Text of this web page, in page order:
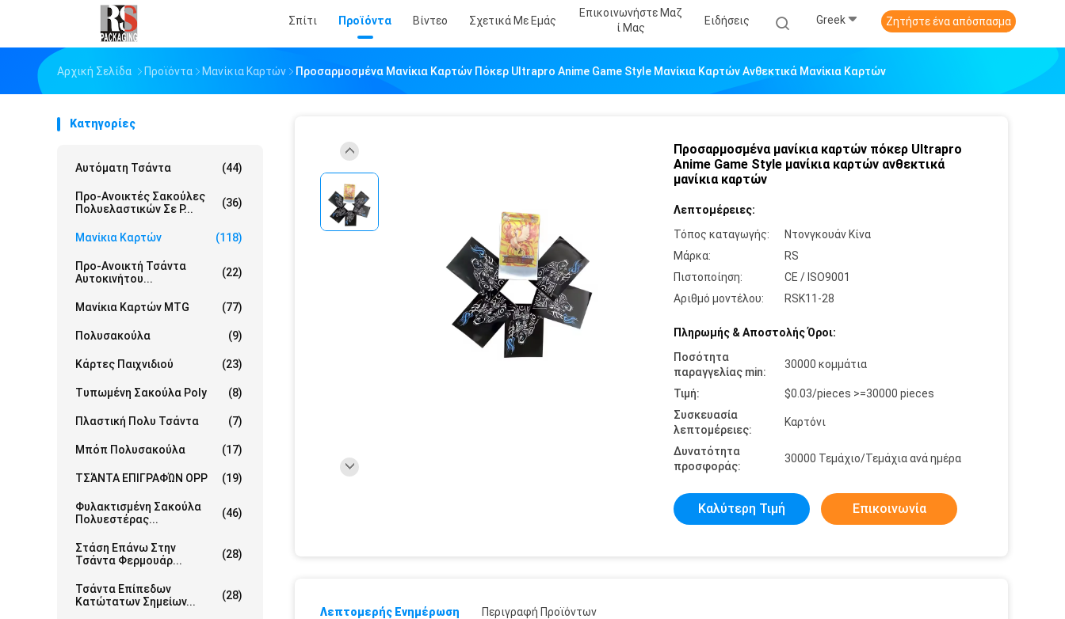
Σπίτι Προϊόντα Βίντεο Σχετικά Με Εμάς
Επικοινωνήστε Μαζ
Ί Μας
Ειδήσεις Greek Ζητήστε ένα απόσπασμα
Αρχική Σελίδα Προϊόντα Μανίκια Καρτών Προσαρμοσμένα Μανίκια Καρτών Πόκερ Ultrapro Anime Game Style Μανίκια Καρτών Ανθεκτικά Μανίκια Καρτών
Κατηγορίες
Αυτόματη Τσάντα (44)
Προ-Ανοικτές Σακούλες
Πολυελαστικών Σε Ρ...
(36)
Μανίκια Καρτών (118)
Προ-Ανοικτή Τσάντα
Αυτοκινήτου...
(22)
Μανίκια Καρτών MTG (77)
Πολυσακούλα (9)
Κάρτες Παιχνιδιού (23)
Τυπωμένη Σακούλα Poly (8)
Πλαστική Πολυ Τσάντα (7)
Μπόπ Πολυσακούλα (17)
ΤΣΆΝΤΑ ΕΠΙΓΡΑΦΏΝ OPP (19)
Φυλακτισμένη Σακούλα
Πολυεστέρας...
(46)
Στάση Επάνω Στην
Τσάντα Φερμουάρ...
(28)
Τσάντα Επίπεδων
Κατώτατων Σημείων...
(28)
Προσαρμοσμένα μανίκια καρτών πόκερ Ultrapro
Anime Game Style μανίκια καρτών ανθεκτικά
μανίκια καρτών
Λεπτομέρειες:
Τόπος καταγωγής:
Ντονγκουάν Κίνα
Μάρκα:
RS
Πιστοποίηση:
CE / ISO9001
Αριθμό μοντέλου:
RSK11-28
Πληρωμής & Αποστολής Όροι:
Ποσότητα
παραγγελίας min:
30000 κομμάτια
Τιμή:
$0.03/pieces >=30000 pieces
Συσκευασία
λεπτομέρειες:
Καρτόνι
Δυνατότητα
προσφοράς:
30000 Τεμάχιο/Τεμάχια ανά ημέρα
Καλύτερη Τιμή Επικοινωνία
Λεπτομερής Ενημέρωση Περιγραφή Προϊόντων